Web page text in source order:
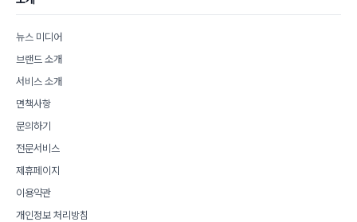
뉴스 미디어
브랜드 소개
서비스 소개
면책사항
문의하기
전문서비스
제휴페이지
이용약관
개인정보 처리방침